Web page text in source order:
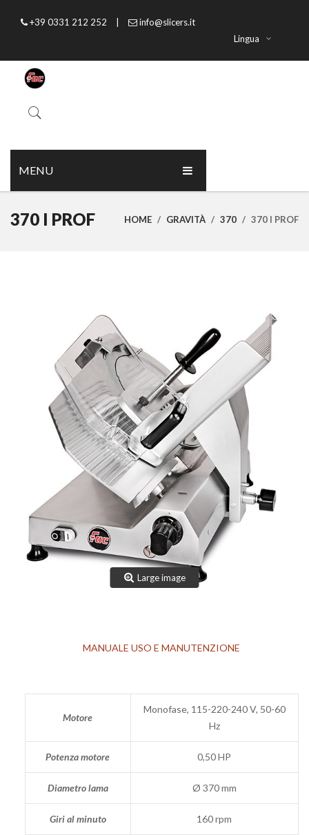
+39 0331 212 252
info@slicers.it
Lingua
MENU
CERTIFICAZIONI
CONTATTI
AREA RISERVATA
NOVITÀ SANIFICAZIONE
370 I PROF HOME / GRAVITÀ / 370 / 370 I PROF
Large image
MANUALE USO E MANUTENZIONE
Motore
Monofase, 115-220-240 V, 50-60
Hz
Potenza motore 0,50 HP
Diametro lama Ø 370 mm
Giri al minuto 160 rpm